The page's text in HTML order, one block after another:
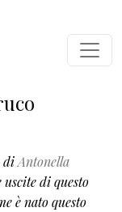
diAntonella
di questo
è nato questo